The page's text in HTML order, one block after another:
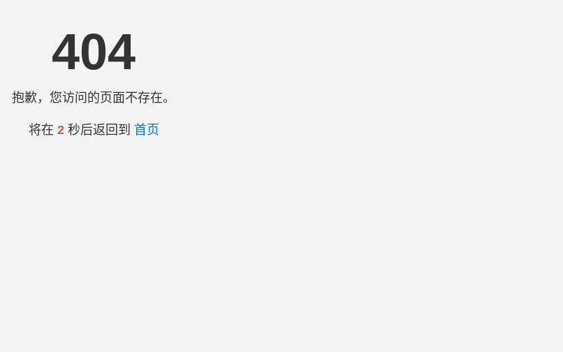
404
抱歉，您访问的页面不存在。
将在 2秒后返回到 首页